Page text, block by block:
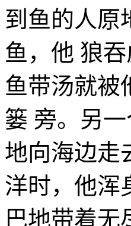
到鱼的人原
鱼，他 狼
鱼带汤就被
篓 旁。另
地向海边走
洋时，他浑
巴地带着无